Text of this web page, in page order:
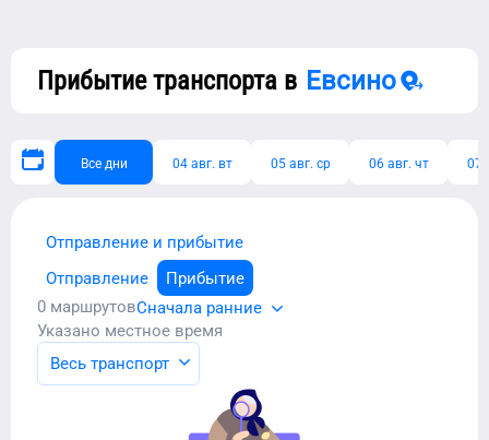
Прибытие транспорта в Евсино
Все дни 04 авг. вт 05 авг. ср 06 авг. чт 07
Отправление и прибытие
Отправление
Прибытие
0 маршрутовСначала ранние
Указано местное время
Весь транспорт